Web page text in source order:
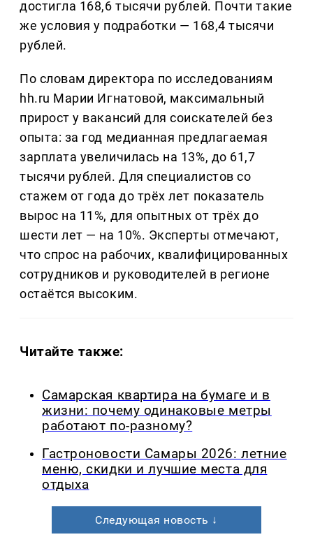
достигла 168,6 тысячи рублей. Почти такие
же условия у подработки — 168,4 тысячи
рублей.
По словам директора по исследованиям
hh.ru Марии Игнатовой, максимальный
прирост у вакансий для соискателей без
опыта: за год медианная предлагаемая
зарплата увеличилась на 13%, до 61,7
тысячи рублей. Для специалистов со
стажем от года до трёх лет показатель
вырос на 11%, для опытных от трёх до
шести лет — на 10%. Эксперты отмечают,
что спрос на рабочих, квалифицированных
сотрудников и руководителей в регионе
остаётся высоким.
Читайте также:
Самарская квартира на бумаге и в
жизни: почему одинаковые метры
работают по-разному?
Гастроновости Самары 2026: летние
меню, скидки и лучшие места для
отдыха
Следующая новость ↓